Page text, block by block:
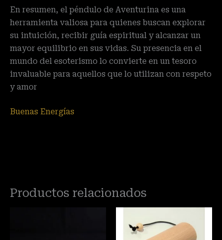
En resumen, el péndulo de Aventurina es una
herramienta valiosa para quienes buscan explorar
su intuición, recibir guía espiritual y alcanzar un
mayor equilibrio en sus vidas. Su presencia en el
mundo del esoterismo lo convierte en un tesoro
invaluable para aquellos que lo utilizan con respeto
y amor
Buenas Energías
Productos relacionados